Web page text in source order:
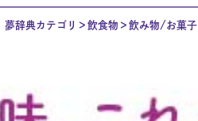
夢辞典カテゴリ 飲食物 飲み物/お菓子